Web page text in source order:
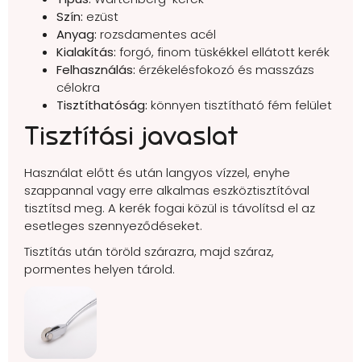
Szín: ezüst
Anyag: rozsdamentes acél
Kialakítás: forgó, finom tüskékkel ellátott kerék
Felhasználás: érzékelésfokozó és masszázs
célokra
Tisztíthatóság: könnyen tisztítható fém felület
Tisztítási javaslat
Használat előtt és után langyos vízzel, enyhe
szappannal vagy erre alkalmas eszköztisztítóval
tisztítsd meg. A kerék fogai közül is távolítsd el az
esetleges szennyeződéseket.
Tisztítás után töröld szárazra, majd száraz,
pormentes helyen tárold.